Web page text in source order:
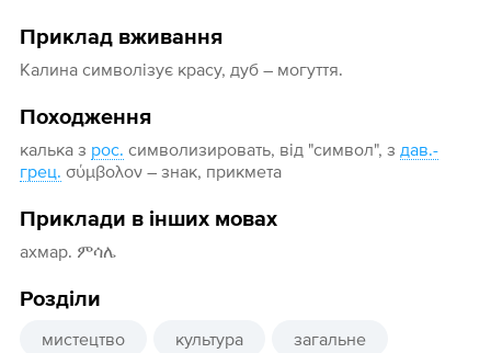
Приклад вживання
Калина символізує красу, дуб – могуття.
Походження
калька з рос. символизировать, від "символ", з дав.-
грец. σύμβολον – знак, прикмета
Приклади в інших мовах
ахмар. ምሳሌ
Розділи
мистецтво культура загальне